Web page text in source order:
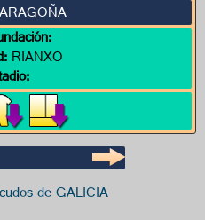
RIANXO
de GALICIA